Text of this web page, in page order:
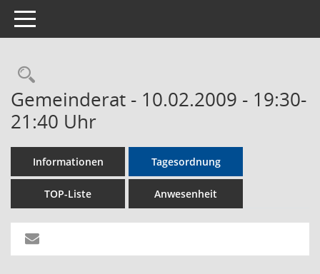
Toggle navigation
Rechercheauswahl
Gemeinderat - 10.02.2009 - 19:30-
21:40 Uhr
Informationen Tagesordnung
TOP-Liste Anwesenheit